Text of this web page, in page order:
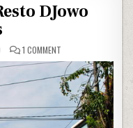
DJowo
1 COMMENTON PEMANCINGAN &